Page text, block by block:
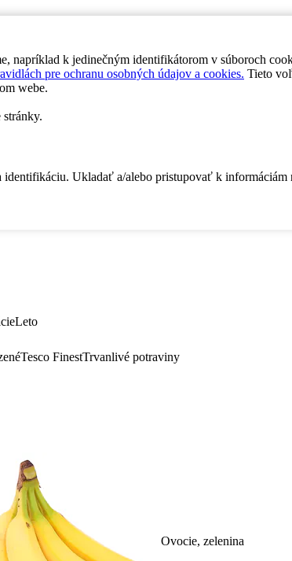
napríklad k jedinečným identifikátorom v súboroch
pre ochranu osobných údajov a cookies. Tieto
webe.
Ukladať a/alebo pristupovať k informáciám
Leto
Tesco FinestTrvanlivé potraviny
Ovocie, zelenina